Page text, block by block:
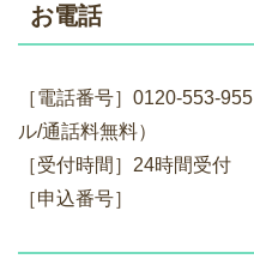
お電話
［電話番号］0120-553-955
ル/通話料無料）
［受付時間］24時間受付
［申込番号］